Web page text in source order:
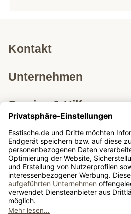
Kontakt
Unternehmen
Service & Hilfe
Lieferung nach
Tische ausziehbar
Tische